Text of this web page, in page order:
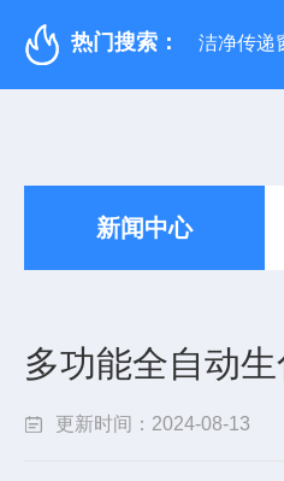
热门搜索： 洁净传递
新闻中心
多功能全自动
更新时间：2024-08-13